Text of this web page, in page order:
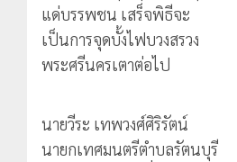
แด่บรรพชน เสร็จพิธีจะ
เป็นการจุดบั้งไฟบวงสรวง
พระศรีนครเตาต่อไป
นายวีระ เทพวงศ์ศิริรัตน์
นายกเทศมนตรีตำบลรัตนบุรี